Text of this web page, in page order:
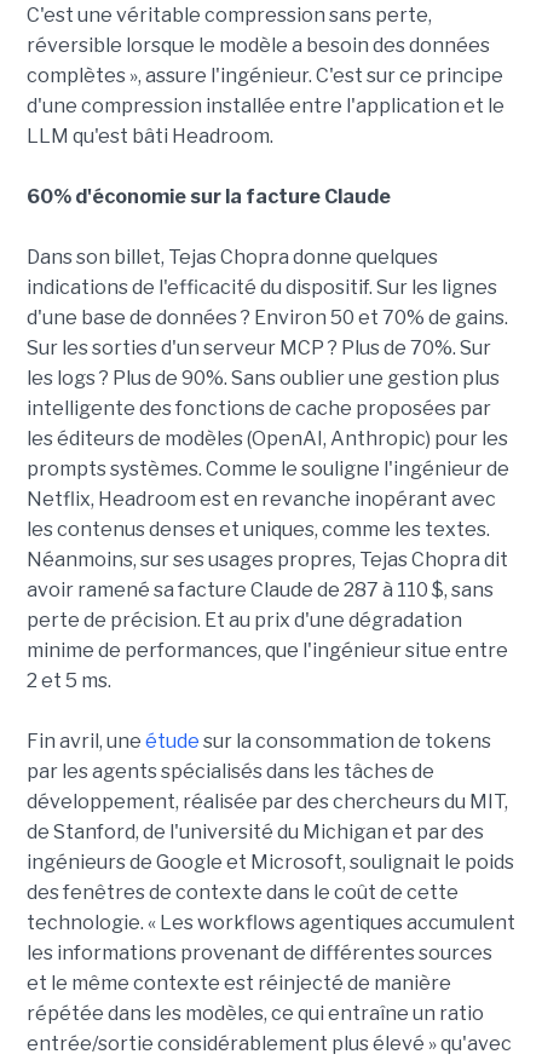
C'est une véritable compression sans perte,
réversible lorsque le modèle a besoin des données
complètes », assure l'ingénieur. C'est sur ce principe
d'une compression installée entre l'application et le
LLM qu'est bâti Headroom.
60% d'économie sur la facture Claude
Dans son billet, Tejas Chopra donne quelques
indications de l'efficacité du dispositif. Sur les lignes
d'une base de données ? Environ 50 et 70% de gains.
Sur les sorties d'un serveur MCP ? Plus de 70%. Sur
les logs ? Plus de 90%. Sans oublier une gestion plus
intelligente des fonctions de cache proposées par
les éditeurs de modèles (OpenAI, Anthropic) pour les
prompts systèmes. Comme le souligne l'ingénieur de
Netflix, Headroom est en revanche inopérant avec
les contenus denses et uniques, comme les textes.
Néanmoins, sur ses usages propres, Tejas Chopra dit
avoir ramené sa facture Claude de 287 à 110 $, sans
perte de précision. Et au prix d'une dégradation
minime de performances, que l'ingénieur situe entre
2 et 5 ms.
Fin avril, une étude sur la consommation de tokens
par les agents spécialisés dans les tâches de
développement, réalisée par des chercheurs du MIT,
de Stanford, de l'université du Michigan et par des
ingénieurs de Google et Microsoft, soulignait le poids
des fenêtres de contexte dans le coût de cette
technologie. « Les workflows agentiques accumulent
les informations provenant de différentes sources
et le même contexte est réinjecté de manière
répétée dans les modèles, ce qui entraîne un ratio
entrée/sortie considérablement plus élevé » qu'avec